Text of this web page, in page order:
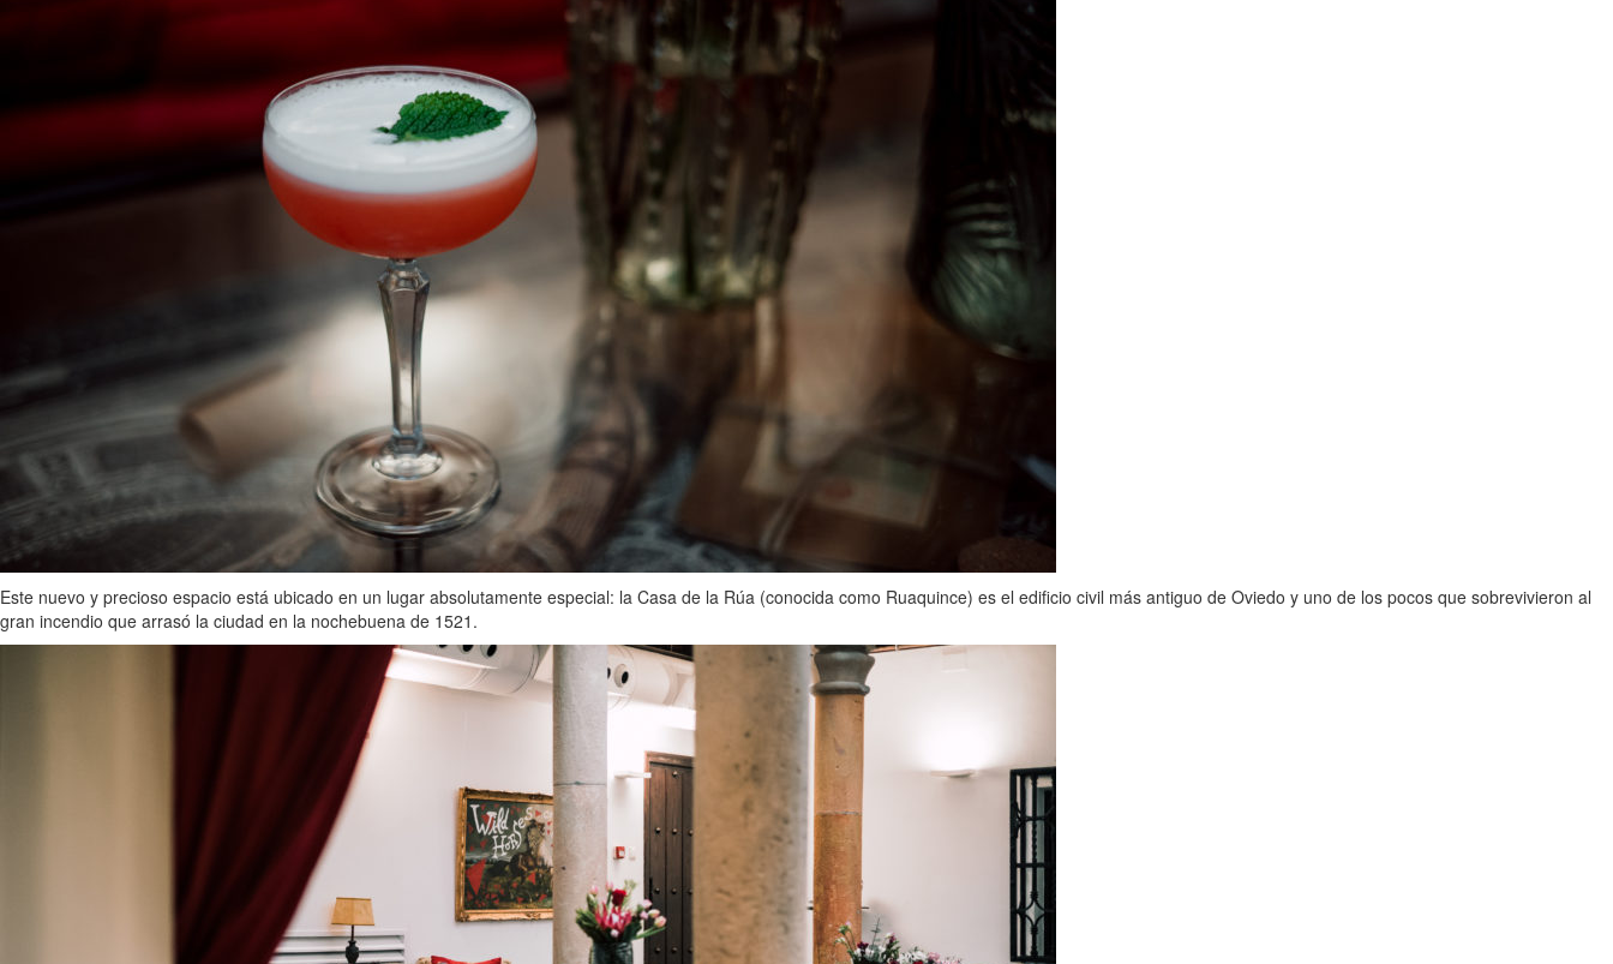
Este nuevo y precioso espacio está ubicado en un lugar absolutamente especial: la Casa de la Rúa (conocida como Ruaquince) es el edificio civil más antiguo de Oviedo y uno de los pocos que sobrevivieron al
gran incendio que arrasó la ciudad en la nochebuena de 1521.